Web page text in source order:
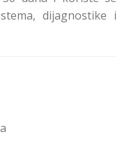
dijagnostike i